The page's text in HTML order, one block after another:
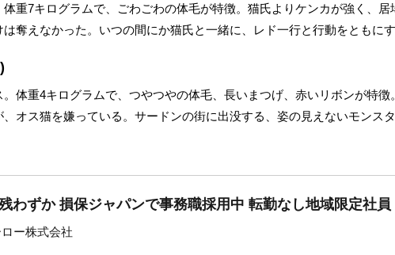
重7キログラムで、ごわごわの体毛が特徴。猫氏よりケンカが強く、
奪えなかった。いつの間にか猫氏と一緒に、レド一行と行動をともに
体重4キログラムで、つやつやの体毛、長いまつげ、赤いリボンが特
オス猫を嫌っている。サードンの街に出没する、姿の見えないモンス
わずか 損保ジャパンで事務職採用中 転勤なし地域限定社員
ー株式会社